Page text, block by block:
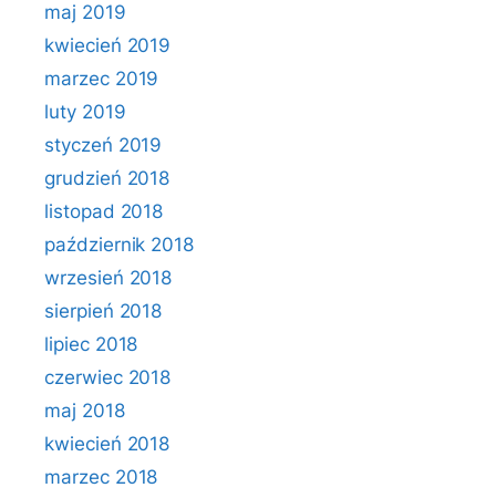
maj 2019
kwiecień 2019
marzec 2019
luty 2019
styczeń 2019
grudzień 2018
listopad 2018
październik 2018
wrzesień 2018
sierpień 2018
lipiec 2018
czerwiec 2018
maj 2018
kwiecień 2018
marzec 2018